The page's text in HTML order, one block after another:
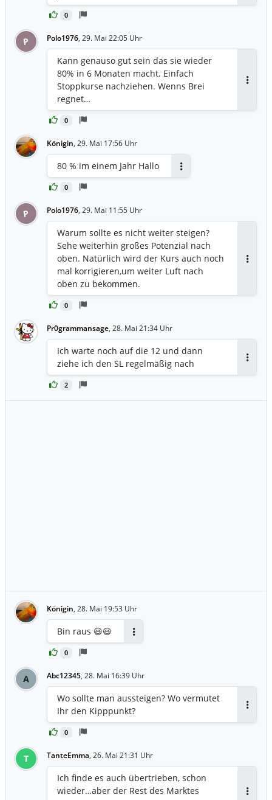
0
P Polo1976, 29. Mai 22:05 Uhr
0
Kann genauso gut sein das sie wieder
80% in 6 Monaten macht. Einfach
Stoppkurse nachziehen. Wenns Brei
regnet…
Königin, 29. Mai 17:56 Uhr
0
80 % im einem Jahr Hallo
P Polo1976, 29. Mai 11:55 Uhr
0
Warum sollte es nicht weiter steigen?
Sehe weiterhin großes Potenzial nach
oben. Natürlich wird der Kurs auch noch
mal korrigieren,um weiter Luft nach
oben zu bekommen.
Pr0grammansage, 28. Mai 21:34 Uhr
2
Ich warte noch auf die 12 und dann
ziehe ich den SL regelmäßig nach
Königin, 28. Mai 19:53 Uhr
0
Bin raus 😃😃
A Abc12345, 28. Mai 16:39 Uhr
0
Wo sollte man aussteigen? Wo vermutet
Ihr den Kipppunkt?
T TanteEmma, 26. Mai 21:31 Uhr
Ich finde es auch übertrieben, schon
wieder…aber der Rest des Marktes